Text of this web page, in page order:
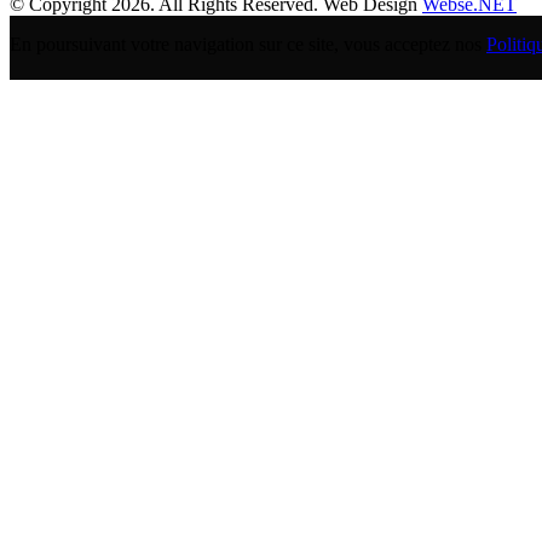
© Copyright 2026. All Rights Reserved. Web Design Webse.NET